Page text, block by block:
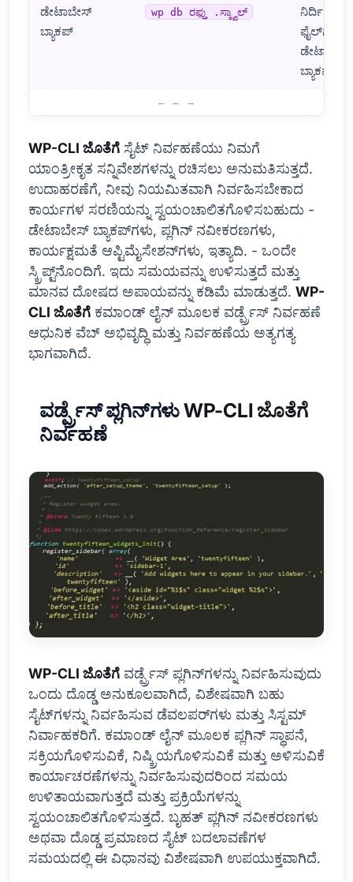
ಡೇಟಾಬೇಸ್
ಬ್ಯಾಕಪ್
wp db ರಫ್ತು .ಸ್ಕ್ವಾಲ್
ಫೈಲ್‌ಗೆ
ಡೇಟಾಬೇಸ್
ಬ್ಯಾಕಪ್
WP-CLI ಜೊತೆಗೆ ಸೈಟ್ ನಿರ್ವಹಣೆಯು ನಿಮಗೆ
ಯಾಂತ್ರೀಕೃತ ಸನ್ನಿವೇಶಗಳನ್ನು ರಚಿಸಲು ಅನುಮತಿಸುತ್ತದೆ.
ಉದಾಹರಣೆಗೆ, ನೀವು ನಿಯಮಿತವಾಗಿ ನಿರ್ವಹಿಸಬೇಕಾದ
ಕಾರ್ಯಗಳ ಸರಣಿಯನ್ನು ಸ್ವಯಂಚಾಲಿತಗೊಳಿಸಬಹುದು -
ಡೇಟಾಬೇಸ್ ಬ್ಯಾಕಪ್‌ಗಳು, ಪ್ಲಗಿನ್ ನವೀಕರಣಗಳು,
ಕಾರ್ಯಕ್ಷಮತೆ ಆಪ್ಟಿಮೈಸೇಶನ್‌ಗಳು, ಇತ್ಯಾದಿ. - ಒಂದೇ
ಸ್ಕ್ರಿಪ್ಟ್‌ನೊಂದಿಗೆ. ಇದು ಸಮಯವನ್ನು ಉಳಿಸುತ್ತದೆ ಮತ್ತು
ಮಾನವ ದೋಷದ ಅಪಾಯವನ್ನು ಕಡಿಮೆ ಮಾಡುತ್ತದೆ. WP-
CLI ಜೊತೆಗೆ ಕಮಾಂಡ್ ಲೈನ್ ಮೂಲಕ ವರ್ಡ್ಪ್ರೆಸ್ ನಿರ್ವಹಣೆ
ಆಧುನಿಕ ವೆಬ್ ಅಭಿವೃದ್ಧಿ ಮತ್ತು ನಿರ್ವಹಣೆಯ ಅತ್ಯಗತ್ಯ
ಭಾಗವಾಗಿದೆ.
ವರ್ಡ್ಪ್ರೆಸ್ ಪ್ಲಗಿನ್‌ಗಳುWP-CLI ಜೊತೆಗೆ
ನಿರ್ವಹಣೆ
WP-CLI ಜೊತೆಗೆ ವರ್ಡ್ಪ್ರೆಸ್ ಪ್ಲಗಿನ್‌ಗಳನ್ನು ನಿರ್ವಹಿಸುವುದು
ಒಂದು ದೊಡ್ಡ ಅನುಕೂಲವಾಗಿದೆ, ವಿಶೇಷವಾಗಿ ಬಹು
ಸೈಟ್‌ಗಳನ್ನು ನಿರ್ವಹಿಸುವ ಡೆವಲಪರ್‌ಗಳು ಮತ್ತು ಸಿಸ್ಟಮ್
ನಿರ್ವಾಹಕರಿಗೆ. ಕಮಾಂಡ್ ಲೈನ್ ಮೂಲಕ ಪ್ಲಗಿನ್ ಸ್ಥಾಪನೆ,
ಸಕ್ರಿಯಗೊಳಿಸುವಿಕೆ, ನಿಷ್ಕ್ರಿಯಗೊಳಿಸುವಿಕೆ ಮತ್ತು ಅಳಿಸುವಿಕೆ
ಕಾರ್ಯಾಚರಣೆಗಳನ್ನು ನಿರ್ವಹಿಸುವುದರಿಂದ ಸಮಯ
ಉಳಿತಾಯವಾಗುತ್ತದೆ ಮತ್ತು ಪ್ರಕ್ರಿಯೆಗಳನ್ನು
ಸ್ವಯಂಚಾಲಿತಗೊಳಿಸುತ್ತದೆ. ಬೃಹತ್ ಪ್ಲಗಿನ್ ನವೀಕರಣಗಳು
ಅಥವಾ ದೊಡ್ಡ ಪ್ರಮಾಣದ ಸೈಟ್ ಬದಲಾವಣೆಗಳ
ಸಮಯದಲ್ಲಿ ಈ ವಿಧಾನವು ವಿಶೇಷವಾಗಿ ಉಪಯುಕ್ತವಾಗಿದೆ.